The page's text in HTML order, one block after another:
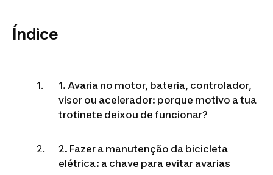
Índice
1. Avaria no motor, bateria, controlador,
visor ou acelerador: porque motivo a tua
trotinete deixou de funcionar?
2. Fazer a manutenção da bicicleta
elétrica: a chave para evitar avarias